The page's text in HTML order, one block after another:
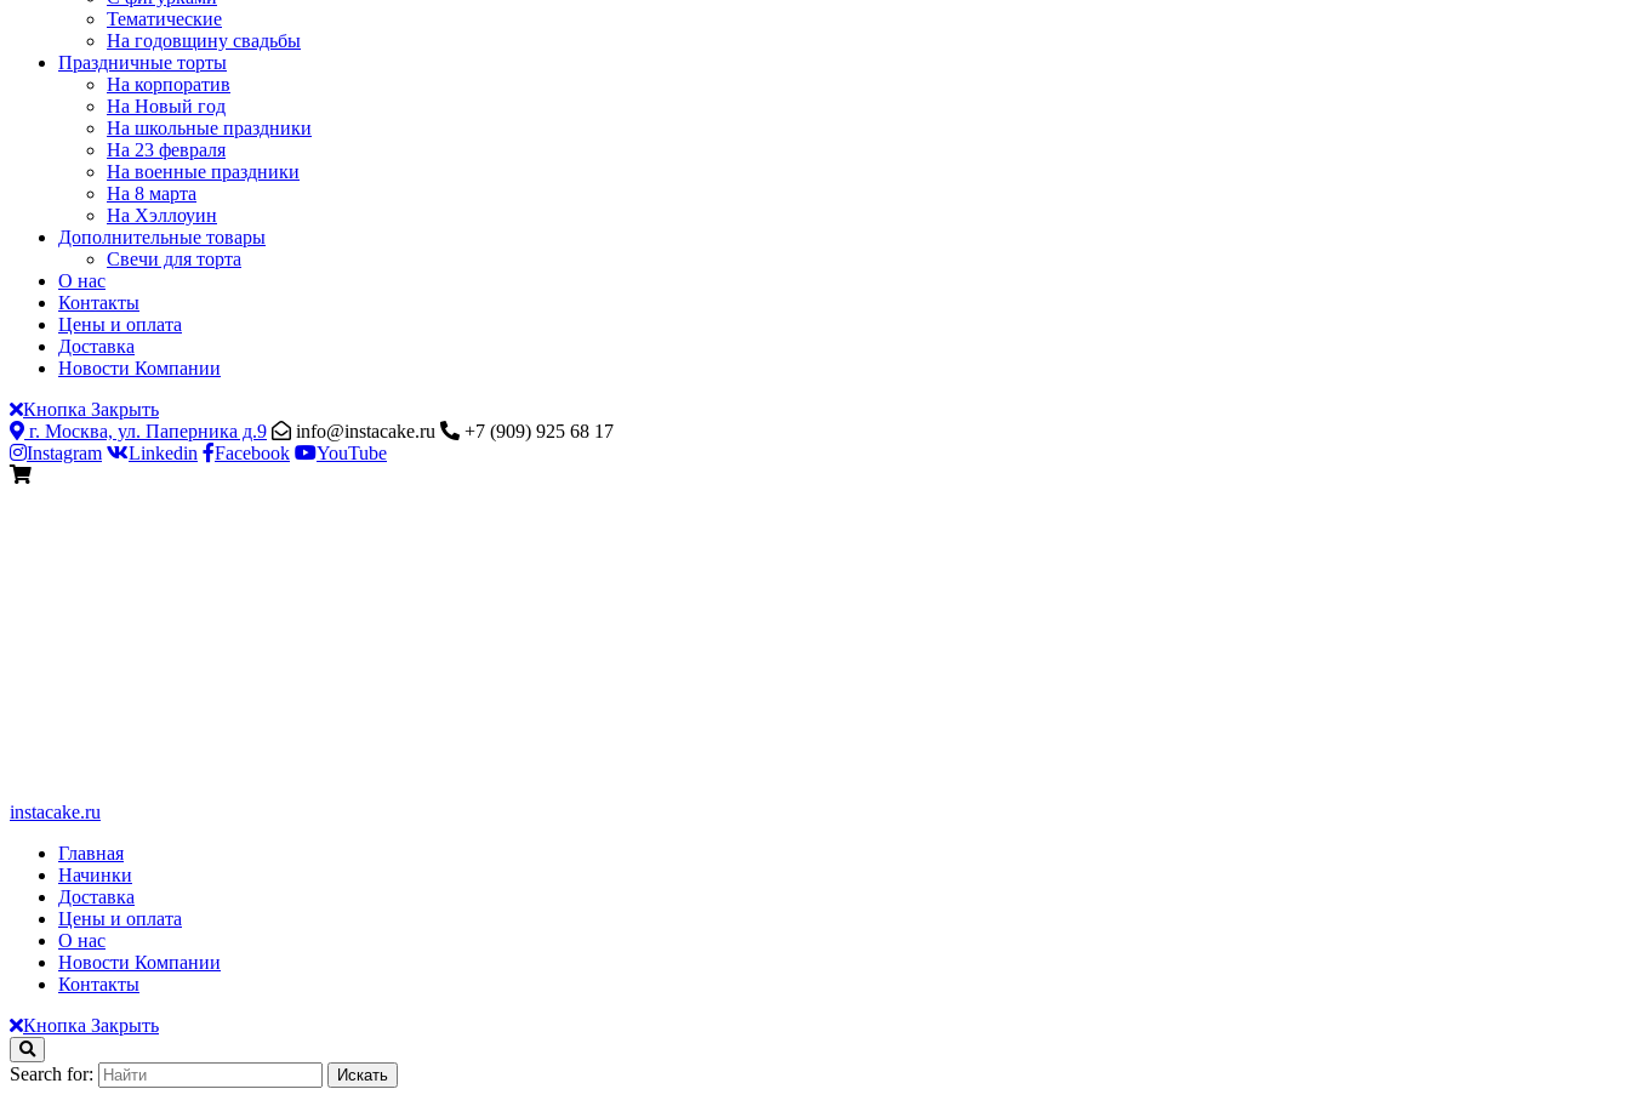
Тематические
На годовщину свадьбы
Праздничные торты
На корпоратив
На Новый год
На школьные праздники
На 23 февраля
На военные праздники
На 8 марта
На Хэллоуин
Дополнительные товары
Свечи для торта
О нас
Контакты
Цены и оплата
Доставка
Новости Компании
Кнопка Закрыть
г. Москва, ул. Паперника д.9
info@instacake.ru
+7 (909) 925 68 17
Instagram
Linkedin Facebook YouTube
instacake.ru
Главная
Начинки
Доставка
Цены и оплата
О нас
Новости Компании
Контакты
Кнопка Закрыть
Search for: